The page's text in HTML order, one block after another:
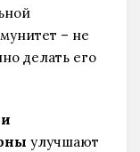
– не
делать его
улучшают